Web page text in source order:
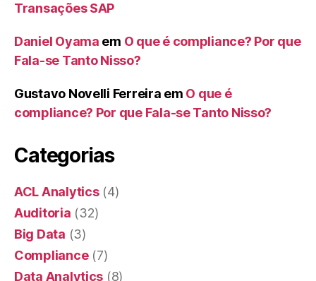
Transações SAP
Daniel Oyama em O que é compliance? Por que
Fala-se Tanto Nisso?
Gustavo Novelli Ferreira em O que é
compliance? Por que Fala-se Tanto Nisso?
Categorias
ACL Analytics(4)
Auditoria (32)
Big Data (3)
Compliance(7)
Data Analytics (8)